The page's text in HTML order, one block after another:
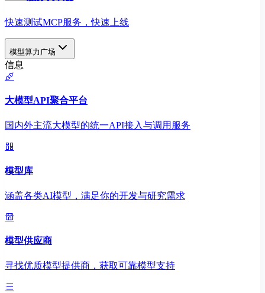
快速测试MCP服务，快速上线
模型算力广场
信息
大模型API聚合平台
国内外主流大模型的统一API接入与调用服务
模型库
涵盖各类AI模型，满足你的开发与研究需求
模型供应商
寻找优质模型提供商，获取可靠模型支持